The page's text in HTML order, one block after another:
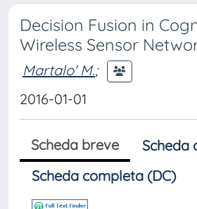
Decision Fusion in
Wireless Sensor
Martalo' M.;
2016-01-01
Scheda breve
Scheda
Scheda completa (DC)